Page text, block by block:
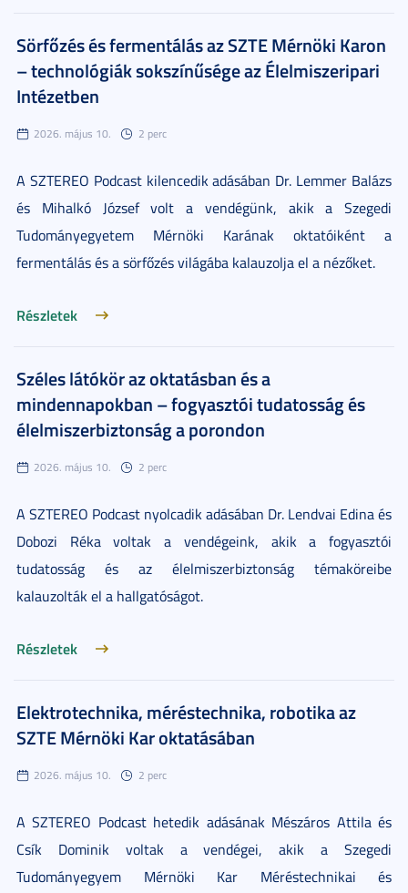
Sörfőzés és fermentálás az SZTE Mérnöki Karon
– technológiák sokszínűsége az Élelmiszeripari
Intézetben
2026. május 10. 2 perc
A SZTEREO Podcast kilencedik adásában Dr. Lemmer Balázs
és Mihalkó József volt a vendégünk, akik a Szegedi
Tudományegyetem Mérnöki Karának oktatóiként a
fermentálás és a sörfőzés világába kalauzolja el a nézőket.
Részletek
Széles látókör az oktatásban és a
mindennapokban – fogyasztói tudatosság és
élelmiszerbiztonság a porondon
2026. május 10. 2 perc
A SZTEREO Podcast nyolcadik adásában Dr. Lendvai Edina és
Dobozi Réka voltak a vendégeink, akik a fogyasztói
tudatosság és az élelmiszerbiztonság témaköreibe
kalauzolták el a hallgatóságot.
Részletek
Elektrotechnika, méréstechnika, robotika az
SZTE Mérnöki Kar oktatásában
2026. május 10. 2 perc
A SZTEREO Podcast hetedik adásának Mészáros Attila és
Csík Dominik voltak a vendégei, akik a Szegedi
Tudományegyem Mérnöki Kar Méréstechnikai és